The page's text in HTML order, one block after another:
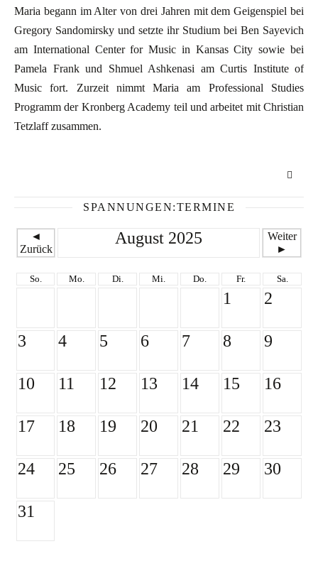
Maria begann im Alter von drei Jahren mit dem Geigenspiel bei
Gregory Sandomirsky und setzte ihr Studium bei Ben Sayevich
am International Center for Music in Kansas City sowie bei
Pamela Frank und Shmuel Ashkenasi am Curtis Institute of
Music fort. Zurzeit nimmt Maria am Professional Studies
Programm der Kronberg Academy teil und arbeitet mit Christian
Tetzlaff zusammen.
SPANNUNGEN:TERMINE
◄
Zurück
August 2025
Weiter
►
So. Mo. Di. Mi. Do. Fr. Sa.
1 2
3 4 5 6 7 8 9
10 11 12 13 14 15 16
17 18 19 20 21 22 23
24 25 26 27 28 29 30
31